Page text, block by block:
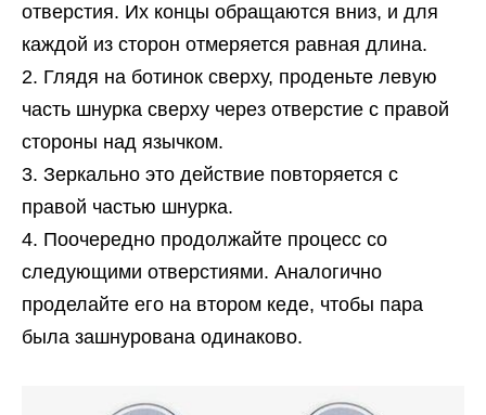
отверстия. Их концы обращаются вниз, и для
каждой из сторон отмеряется равная длина.
Глядя на ботинок сверху, проденьте левую
часть шнурка сверху через отверстие с правой
стороны над язычком.
Зеркально это действие повторяется с
правой частью шнурка.
Поочередно продолжайте процесс со
следующими отверстиями. Аналогично
проделайте его на втором кеде, чтобы пара
была зашнурована одинаково.